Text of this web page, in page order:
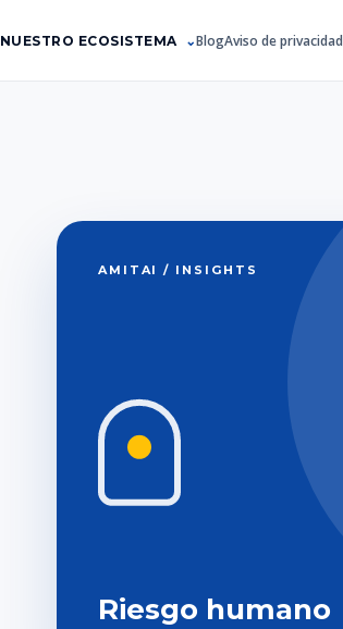
NUESTRO ECOSISTEMA BlogAviso de privacidad
AMITAI / INSIGHTS
Riesgo humano